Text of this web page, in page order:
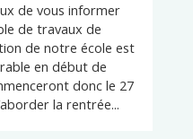
de vous informer
de travaux de
de notre école est
en début de
donc le 27
la rentrée...